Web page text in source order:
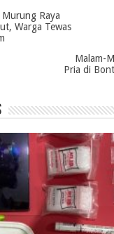
e
d
s
A
g
r
Raya
Warga Tewas
Malam-
Pria di